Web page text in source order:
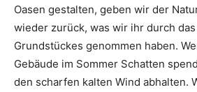
Oasen gestalten, geben wir der
wieder zurück, was wir ihr durch
Grundstückes genommen haben.
Gebäude im Sommer Schatten
den scharfen kalten Wind abhalten.